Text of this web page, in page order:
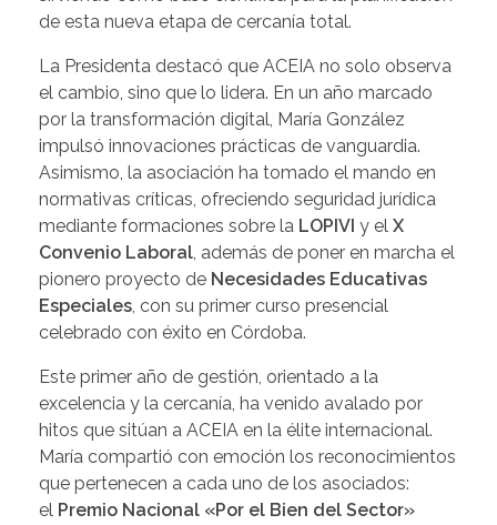
de esta nueva etapa de cercanía total.
La Presidenta destacó que ACEIA no solo observa
el cambio, sino que lo lidera. En un año marcado
por la transformación digital, María González
impulsó innovaciones prácticas de vanguardia.
Asimismo, la asociación ha tomado el mando en
normativas críticas, ofreciendo seguridad jurídica
mediante formaciones sobre la LOPIVI y el X
Convenio Laboral , además de poner en marcha el
pionero proyecto de Necesidades Educativas
Especiales , con su primer curso presencial
celebrado con éxito en Córdoba.
Este primer año de gestión, orientado a la
excelencia y la cercanía, ha venido avalado por
hitos que sitúan a ACEIA en la élite internacional.
María compartió con emoción los reconocimientos
que pertenecen a cada uno de los asociados:
el Premio Nacional «Por el Bien del Sector»